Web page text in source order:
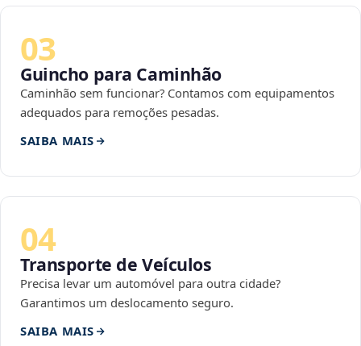
03
Guincho para Caminhão
Caminhão sem funcionar? Contamos com equipamentos
adequados para remoções pesadas.
SAIBA MAIS
04
Transporte de Veículos
Precisa levar um automóvel para outra cidade?
Garantimos um deslocamento seguro.
SAIBA MAIS